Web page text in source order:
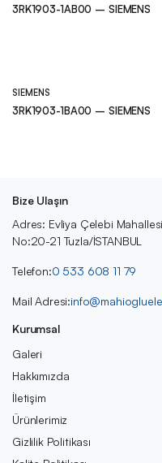
3RK1903-1AB00 – SIEMENS
SIEMENS
3RK1903-1BA00 – SIEMENS
Bize Ulaşın
Adres: Evliya Çelebi
No:20-21 Tuzla/İSTANBUL
Telefon:0 533 608 11 79
Mail Adresi:
Kurumsal
Galeri
Hakkımızda
İletişim
Ürünlerimiz
Gizlilik Politikası